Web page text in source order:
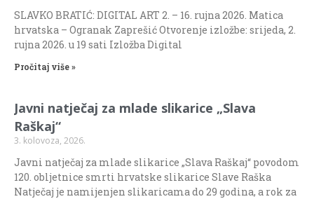
SLAVKO BRATIĆ: DIGITAL ART 2. – 16. rujna 2026. Matica
hrvatska – Ogranak Zaprešić Otvorenje izložbe: srijeda, 2.
rujna 2026. u 19 sati Izložba Digital
Pročitaj više »
Javni natječaj za mlade slikarice „Slava
Raškaj“
3. kolovoza, 2026.
Javni natječaj za mlade slikarice „Slava Raškaj“ povodom
120. obljetnice smrti hrvatske slikarice Slave Raška
Natječaj je namijenjen slikaricama do 29 godina, a rok za